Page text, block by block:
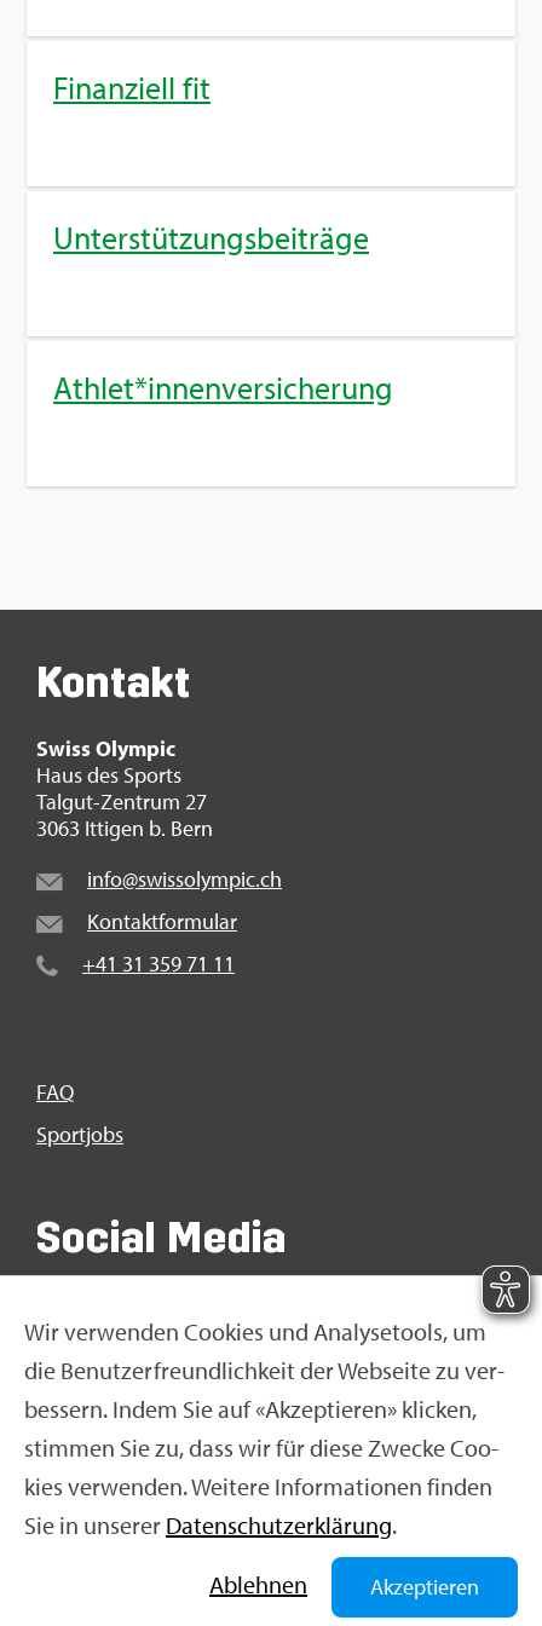
Fi­nan­zi­ell fit
Un­ter­stüt­zungs­bei­trä­ge
Ath­let*in­nen­ver­si­che­rung
Wir ver­wen­den Coo­kies und Ana­ly­se­tools, um
die Be­nut­zer­freund­lich­keit der Web­sei­te zu ver­
bes­sern. Indem Sie auf «Ak­zep­tie­ren» kli­cken,
stim­men Sie zu, dass wir für diese Zwe­cke Coo­
kies ver­wen­den. Wei­te­re In­for­ma­tio­nen fin­den
Sie in un­se­rer Da­ten­schut­z­er­klä­rung.
Ab­leh­nen
Akzeptieren
Kon­takt
Swiss Olym­pic
Haus des Sports
Tal­gut-Zen­trum 27
3063 It­ti­gen b. Bern
info@​swi​ssol​ympi​c.​ch
Kon­takt­for­mu­lar
+41 31 359 71 11
FAQ
Sport­jobs
So­ci­al Media
Im­pres­sum|Da­ten­schut­z­er­
Nut­zungs­be­din­gun­gen Ne­ti­quet­te